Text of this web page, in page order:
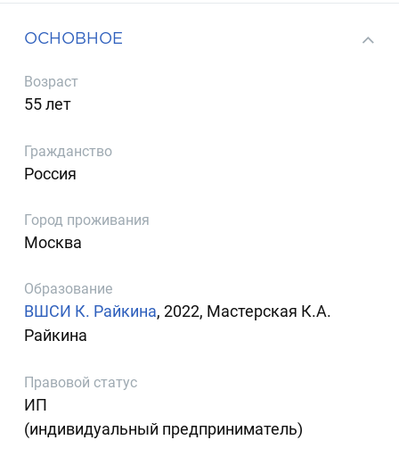
ОСНОВНОЕ
Возраст
55 лет
Гражданство
Россия
Город проживания
Москва
Образование
ВШСИ К. Райкина, 2022, Мастерская К.А.
Райкина
Правовой статус
ИП
(индивидуальный предприниматель)